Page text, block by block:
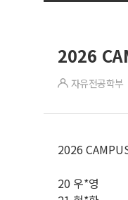
2026
자유전공학부
2026
20 우*영